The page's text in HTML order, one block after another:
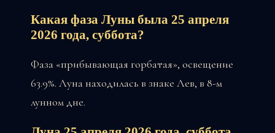
Какая фаза Луны была 25 апреля
2026 года, суббота?
Фаза «прибывающая горбатая», освещение
63.9%. Луна находилась в знаке Лев, в 8-м
лунном дне.